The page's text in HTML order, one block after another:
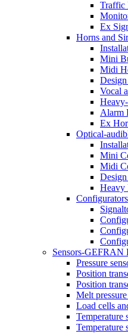
Traffic
Ex
Horns and
Mini
Midi
Vocal
Alarm
Ex
Optical-
Mini
Midi
Heavy
Configurators
Sensors-GEFRAN
Pressure
Position
Position
Melt pressure
Load cells
Temperature
Temperature